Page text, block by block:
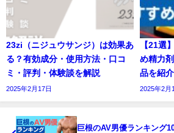
23zi（ニジュウサンジ）は効果あ
る？有効成分・使用方法・口コ
ミ・評判・体験談を解説
2025年2月17日
【21選
め精力
品を紹介
2025年2月
巨根のAV男優ランキング